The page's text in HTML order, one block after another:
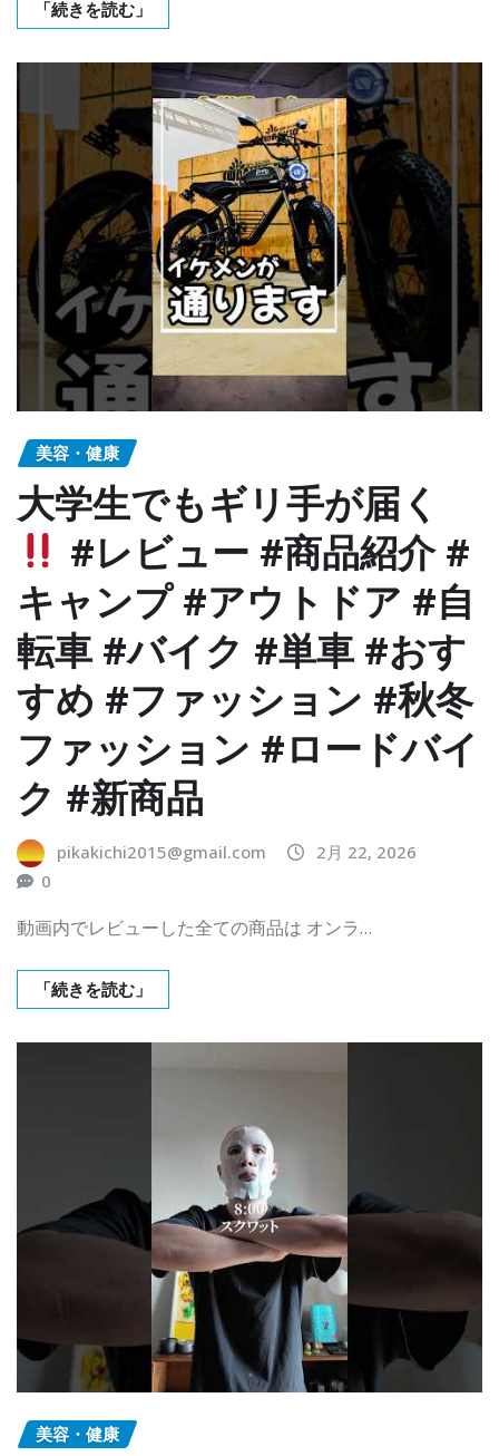
「続きを読む」
美容・健康
大学生でもギリ手が届く
#レビュー #商品紹介 #
キャンプ #アウトドア #自
転車 #バイク #単車 #おす
すめ #ファッション #秋冬
ファッション #ロードバイ
ク #新商品
pikakichi2015@gmail.com
2月 22, 2026
0
動画内でレビューした全ての商品は オンラ…
「続きを読む」
美容・健康